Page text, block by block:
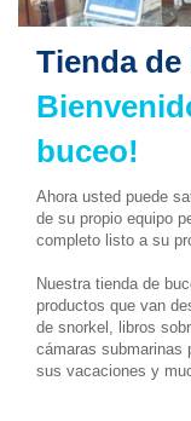
Tienda de
buceo!
Ahora usted puede
de su propio equipo
completo listo a su
Nuestra tienda de
productos que van
de snorkel, libros
cámaras submarinas
sus vacaciones y